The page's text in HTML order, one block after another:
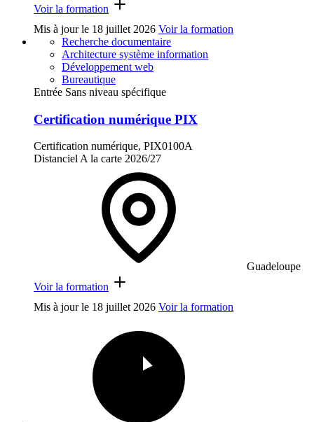
Voir la formation
Mis à jour le 18 juillet 2026 Voir la formation
Recherche documentaire
Architecture système information
Développement web
Bureautique
Entrée Sans niveau spécifique
Certification numérique PIX
Certification numérique, PIX0100A
DistancielA la carte 2026/27
Guadeloupe
Voir la formation
Mis à jour le 18 juillet 2026 Voir la formation